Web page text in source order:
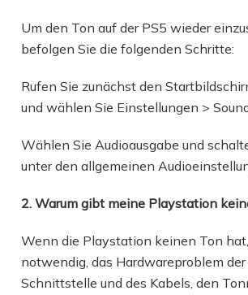
Um den Ton auf der PS5 wieder
befolgen Sie die folgenden Schritte:
Rufen Sie zunächst den
und wählen Sie Einstellungen >
Wählen Sie Audioausgabe und
unter den allgemeinen
2. Warum gibt meine Playstation
Wenn die Playstation keinen Ton
notwendig, das Hardwareproblem
Schnittstelle und des Kabels, den